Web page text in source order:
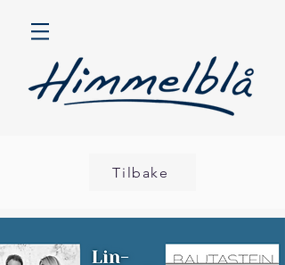
Tilbake